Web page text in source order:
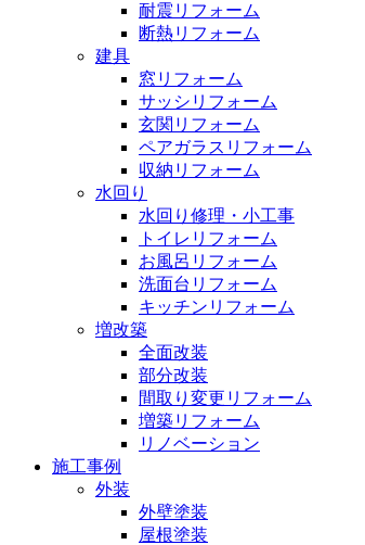
耐震リフォーム
断熱リフォーム
建具
窓リフォーム
サッシリフォーム
玄関リフォーム
ペアガラスリフォーム
収納リフォーム
水回り
水回り修理・小工事
トイレリフォーム
お風呂リフォーム
洗面台リフォーム
キッチンリフォーム
増改築
全面改装
部分改装
間取り変更リフォーム
増築リフォーム
リノベーション
施工事例
外装
外壁塗装
屋根塗装